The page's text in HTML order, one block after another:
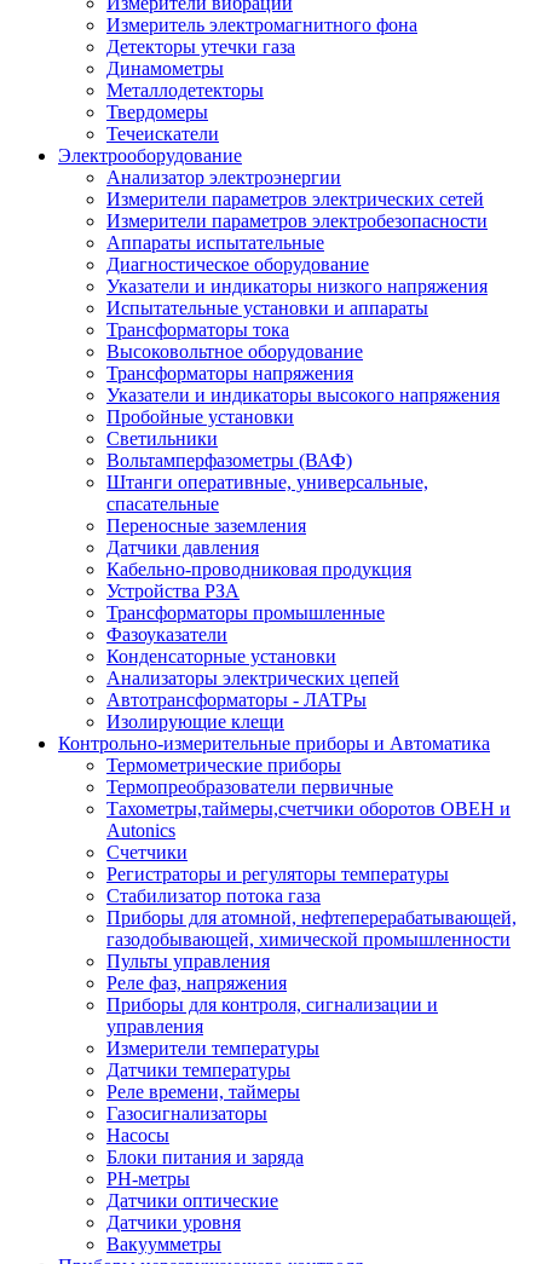
Измеритель электромагнитного фона
Детекторы утечки газа
Динамометры
Металлодетекторы
Твердомеры
Течеискатели
Электрооборудование
Анализатор электроэнергии
Измерители параметров электрических сетей
Измерители параметров электробезопасности
Аппараты испытательные
Диагностическое оборудование
Указатели и индикаторы низкого напряжения
Испытательные установки и аппараты
Трансформаторы тока
Высоковольтное оборудование
Трансформаторы напряжения
Указатели и индикаторы высокого напряжения
Пробойные установки
Светильники
Вольтамперфазометры (ВАФ)
Штанги оперативные, универсальные,
спасательные
Переносные заземления
Датчики давления
Кабельно-проводниковая продукция
Устройства РЗА
Трансформаторы промышленные
Фазоуказатели
Конденсаторные установки
Анализаторы электрических цепей
Автотрансформаторы - ЛАТРы
Изолирующие клещи
Контрольно-измерительные приборы и Автоматика
Термометрические приборы
Термопреобразователи первичные
Тахометры,таймеры,счетчики оборотов ОВЕН и
Autonics
Счетчики
Регистраторы и регуляторы температуры
Стабилизатор потока газа
Приборы для атомной, нефтеперерабатывающей,
газодобывающей, химической промышленности
Пульты управления
Реле фаз, напряжения
Приборы для контроля, сигнализации и
управления
Измерители температуры
Датчики температуры
Реле времени, таймеры
Газосигнализаторы
Насосы
Блоки питания и заряда
PH-метры
Датчики оптические
Датчики уровня
Вакуумметры